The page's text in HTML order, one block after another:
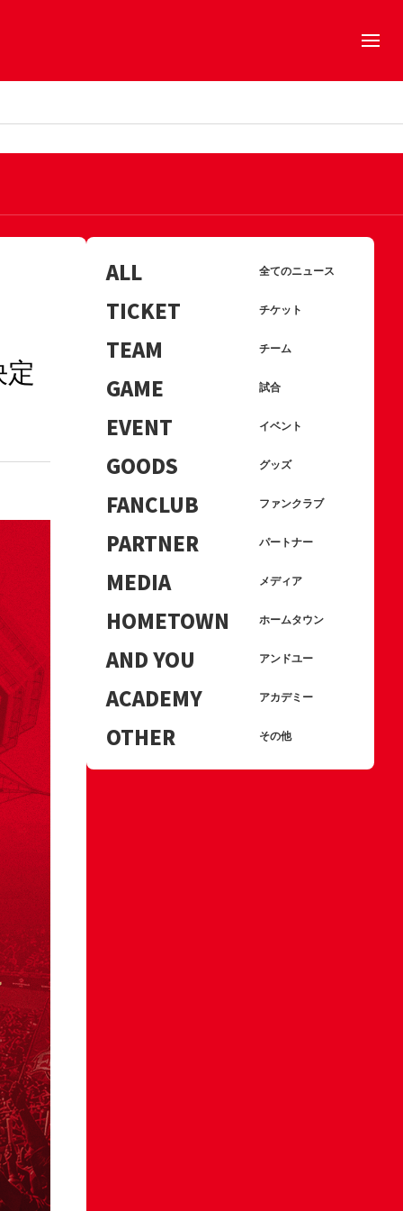
ALL 全てのニュース
TICKET チケット
TEAM チーム
GAME 試合
EVENT イベント
GOODS グッズ
FANCLUB ファンクラブ
PARTNER パートナー
MEDIA メディア
HOMETOWN ホームタウン
AND YOU アンドユー
ACADEMY アカデミー
OTHER その他